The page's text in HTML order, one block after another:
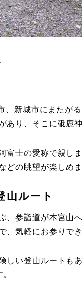
新城市にまたが
あり、そこに砥鹿
富士の愛称で親し
どの眺望が楽しめま
山ルート
、参詣道が本宮山
気軽にお参りで
しい登山ルートも